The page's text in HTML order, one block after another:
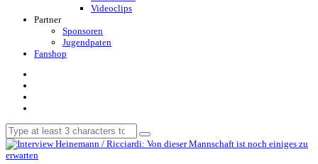
Videoclips
Partner
Sponsoren
Jugendpaten
Fanshop